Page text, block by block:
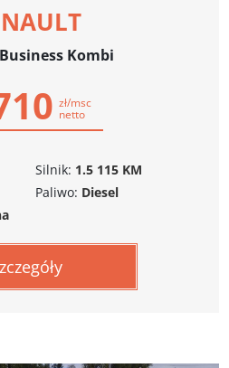
Kombi
zł/msc
netto
Silnik: 1.5 115 KM
Paliwo: Diesel